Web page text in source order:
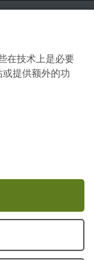
聚会
子的提示
众多的景点而闻
庆祝活动、节日
在技术上是必要
提供额外的功